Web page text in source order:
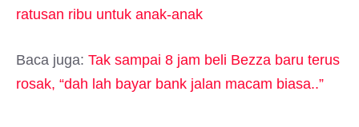
ratusan ribu untuk anak-anak
Baca juga: Tak sampai 8 jam beli Bezza baru terus
rosak, “dah lah bayar bank jalan macam biasa..”